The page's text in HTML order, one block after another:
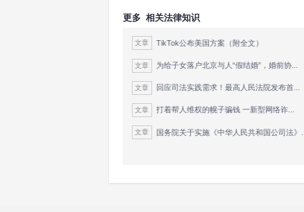
18.对人民检察院依
作出判决，并对违
19.人民法院缺席审
境外委托的，应当
被告人及其近亲属
机构指派的律师辩